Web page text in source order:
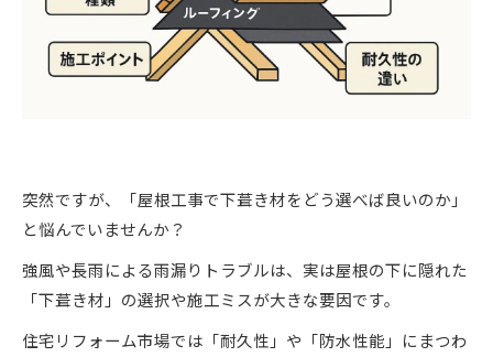
突然ですが、「屋根工事で下葺き材をどう選べば良いのか」
と悩んでいませんか？
強風や長雨による雨漏りトラブルは、実は屋根の下に隠れた
「下葺き材」の選択や施工ミスが大きな要因です。
住宅リフォーム市場では「耐久性」や「防水性能」にまつわ